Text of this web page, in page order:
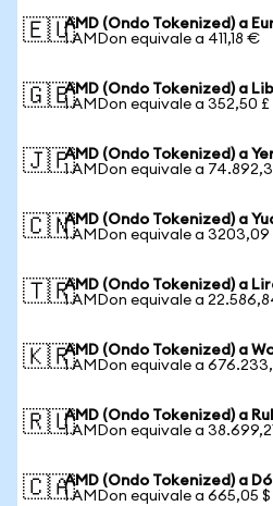
🇪🇺AMD (Ondo Tokenized) a
1 AMDon equivale a 411,18 €
🇬🇧AMD (Ondo Tokenized) a
1 AMDon equivale a 352,50 £
🇯🇵AMD (Ondo Tokenized) a
1 AMDon equivale a
🇨🇳AMD (Ondo Tokenized) a
1 AMDon equivale a 3203,09
🇹🇷AMD (Ondo Tokenized) a
1 AMDon equivale a
🇰🇷AMD (Ondo Tokenized) a
1 AMDon equivale a
🇷🇺AMD (Ondo Tokenized) a
1 AMDon equivale a
🇨🇦AMD (Ondo Tokenized) a
1 AMDon equivale a 665,05 $